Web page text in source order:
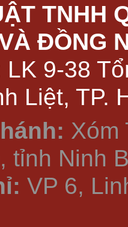
TNHH
ĐỒNG
9-38
Liệt, TP.
Xóm
tỉnh Ninh
VP 6,